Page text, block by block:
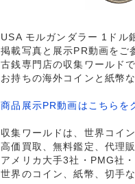
USA モルガンダラー 1ドル
掲載写真と展示PR動画をご
古銭専門店の収集ワールド
お持ちの海外コインと紙幣
商品展示PR動画はこちら
収集ワールドは、世界コイ
高価買取、無料鑑定、代理
アメリカ大手3社・PMG社
世界のコイン、紙幣、切手